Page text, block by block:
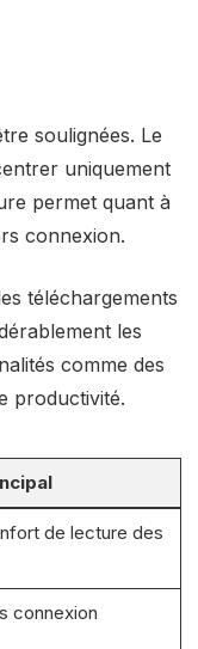
soulignées. Le
uniquement
permet quant à
connexion.
téléchargements
les
comme des
productivité.
de lecture des
connexion